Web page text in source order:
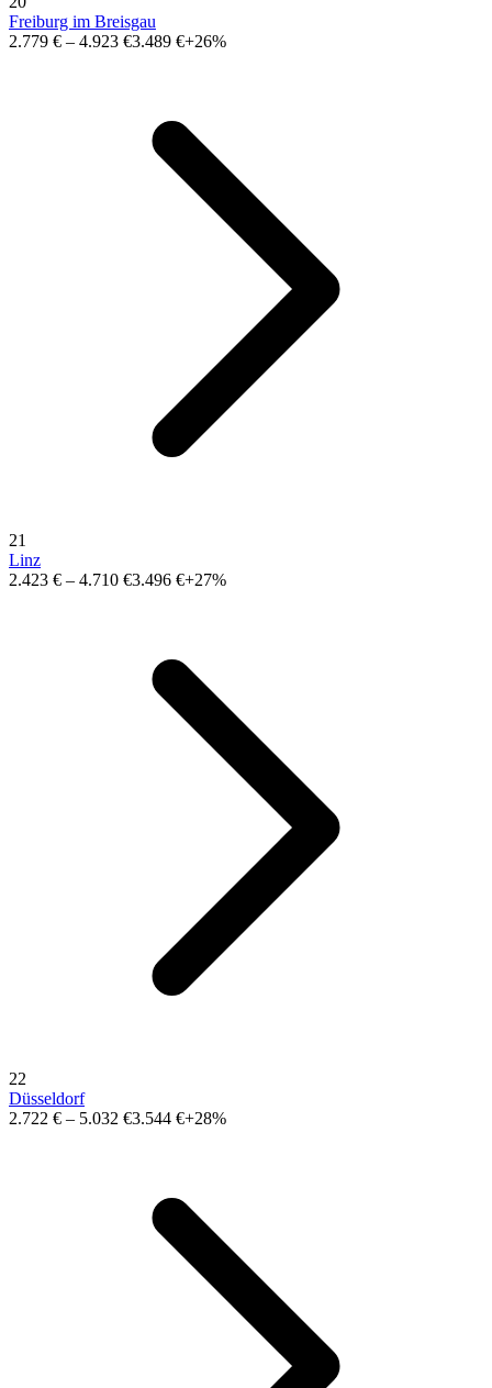
Freiburg im Breisgau
2.779 € – 4.923 €3.489 €+26%
21
Linz
2.423 € – 4.710 €3.496 €+27%
22
Düsseldorf
2.722 € – 5.032 €3.544 €+28%